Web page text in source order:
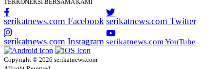
TERKONEKSI BERSAMA KAMI
serikatnews.com Facebook serikatnews.com Twitter
serikatnews.com Instagram serikatnews.com YouTube
Copyright © 2026 serikatnews.com